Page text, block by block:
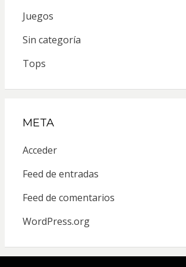
Juegos
Sin categoría
Tops
META
Acceder
Feed de entradas
Feed de comentarios
WordPress.org